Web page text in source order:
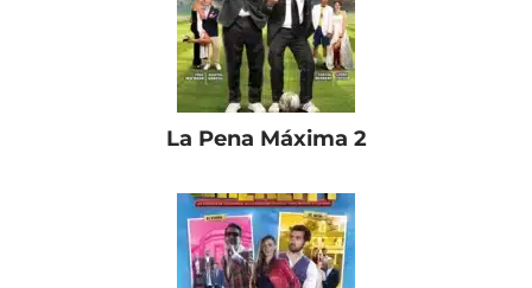
La Pena Máxima 2